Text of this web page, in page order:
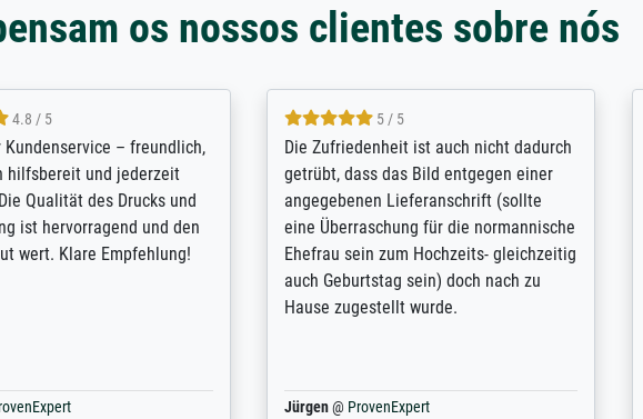
os nossos clientes sobre nós
5 / 5
mit der
Großvaters aus dem 1.
ich ein
Bild. Das habe ich bei
Bei der Auswahl der
...
4.8 / 5
Hervorragende Qualität. Man kann sich
vieles anpassen lassen, wie z.B.:
Randentfernung, Farbe, Helligkeit,
Kontrast und Weiteres. Sehr freundliche
Kontaktperson per Mail. Das Bild (ein
Kunstdruck) wurde sehr gut verpackt -
sehr starke Papprolle mit Plastikdeckeln
Anonym@ProvenExpert